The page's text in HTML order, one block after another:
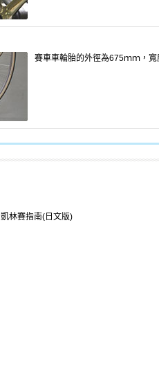
賽車車輪胎的外徑為675ｍｍ，
凱林賽指南(日文版)